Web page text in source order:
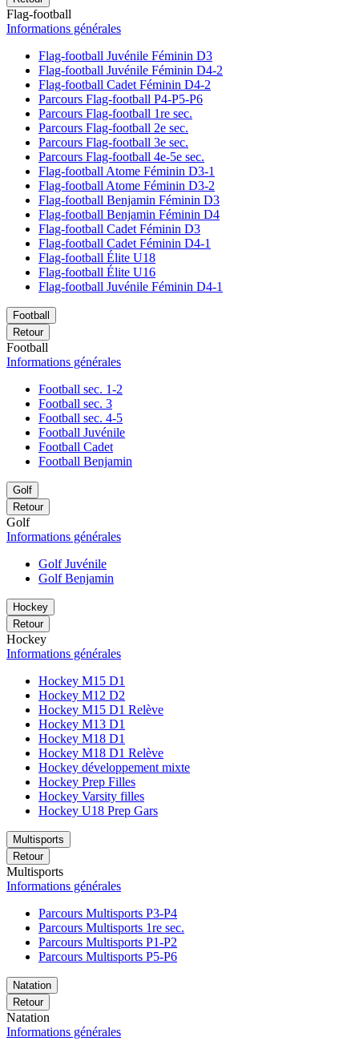
Flag-football
Informations générales
Flag-football Juvénile Féminin D3
Flag-football Juvénile Féminin D4-2
Flag-football Cadet Féminin D4-2
Parcours Flag-football P4-P5-P6
Parcours Flag-football 1re sec.
Parcours Flag-football 2e sec.
Parcours Flag-football 3e sec.
Parcours Flag-football 4e-5e sec.
Flag-football Atome Féminin D3-1
Flag-football Atome Féminin D3-2
Flag-football Benjamin Féminin D3
Flag-football Benjamin Féminin D4
Flag-football Cadet Féminin D3
Flag-football Cadet Féminin D4-1
Flag-football Élite U18
Flag-football Élite U16
Flag-football Juvénile Féminin D4-1
Football
Retour
Football
Informations générales
Football sec. 1-2
Football sec. 3
Football sec. 4-5
Football Juvénile
Football Cadet
Football Benjamin
Golf
Retour
Golf
Informations générales
Golf Juvénile
Golf Benjamin
Hockey
Retour
Hockey
Informations générales
Hockey M15 D1
Hockey M12 D2
Hockey M15 D1 Relève
Hockey M13 D1
Hockey M18 D1
Hockey M18 D1 Relève
Hockey développement mixte
Hockey Prep Filles
Hockey Varsity filles
Hockey U18 Prep Gars
Multisports
Retour
Multisports
Informations générales
Parcours Multisports P3-P4
Parcours Multisports 1re sec.
Parcours Multisports P1-P2
Parcours Multisports P5-P6
Natation
Retour
Natation
Informations générales